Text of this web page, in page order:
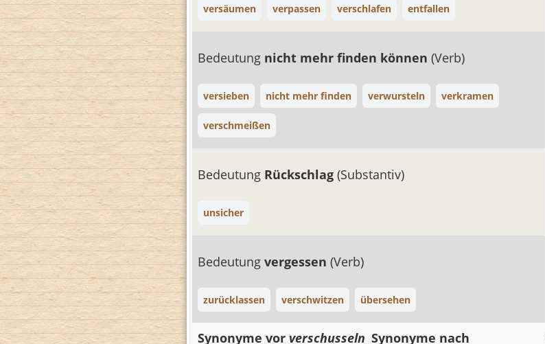
versäumen verpassen verschlafen entfallen
Bedeutung nicht mehr finden können (Verb)
versieben nicht mehr finden verwursteln verkramen
verschmeißen
Bedeutung Rückschlag (Substantiv)
unsicher
Bedeutung vergessen (Verb)
zurücklassen verschwitzen übersehen
Synonyme vor verschusseln Synonyme nach